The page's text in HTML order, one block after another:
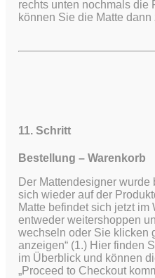
rechts unten nochmals die
können Sie die Matte
11. Schritt
Bestellung – Warenkorb
Der Mattendesigner
sich wieder auf der
Matte befindet sich jetzt im
entweder weitershoppen
wechseln oder Sie klicken
anzeigen“ (1.) Hier finden
im Überblick und können
„Proceed to Checkout